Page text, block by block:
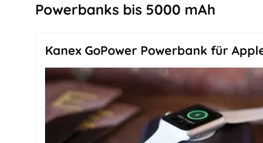
Powerbanks bis 5000 mAh
Kanex GoPower Powerbank für